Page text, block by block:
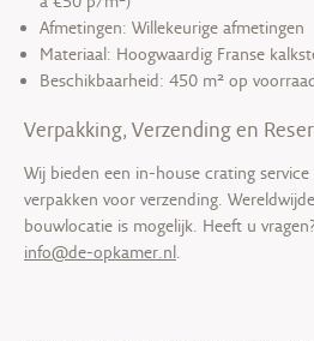
Afmetingen: Willekeurige afmetingen
Materiaal: Hoogwaardig Franse
Beschikbaarheid: 450 m² op
Verpakking, Verzending en
Wij bieden een in-house crating
verpakken voor verzending.
bouwlocatie is mogelijk. Heeft u
info@de-opkamer.nl.